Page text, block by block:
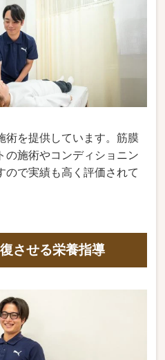
術を提供しています。筋膜
の施術やコンディショニン
ので実績も高く評価されて
させる栄養指導